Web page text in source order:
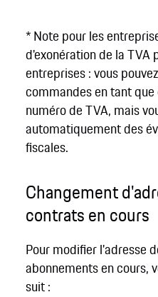
* Note pour les
d'exonération de la TVA
entreprises : vous
commandes en tant
numéro de TVA, mais
automatiquement des
fiscales.
Changement
contrats en cours
Pour modifier l'adresse
abonnements en cours,
suit :